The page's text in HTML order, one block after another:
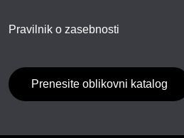
Pravilnik o zasebnosti
Prenesite oblikovni katalog